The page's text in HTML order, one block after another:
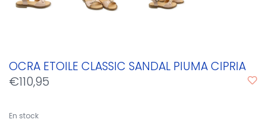
OCRA ETOILE CLASSIC SANDAL PIUMA CIPRIA
€110,95
En stock